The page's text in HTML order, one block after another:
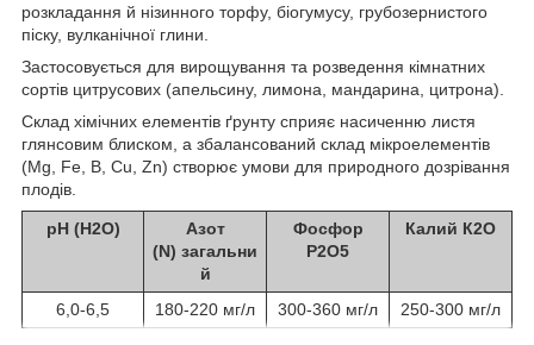
розкладання й нізинного торфу, біогумусу, грубозернистого
піску, вулканічної глини.
Застосовується для вирощування та розведення кімнатних
сортів цитрусових (апельсину, лимона, мандарина, цитрона).
Склад хімічних елементів ґрунту сприяє насиченню листя
глянсовим блиском, а збалансований склад мікроелементів
(Mg, Fe, B, Cu, Zn) створює умови для природного дозрівання
плодів.
рН (Н2О)
Азот
(N) загальни
й
Фосфор
Р2О5
Калий К2О
6,0-6,5 180-220 мг/л 300-360 мг/л 250-300 мг/л